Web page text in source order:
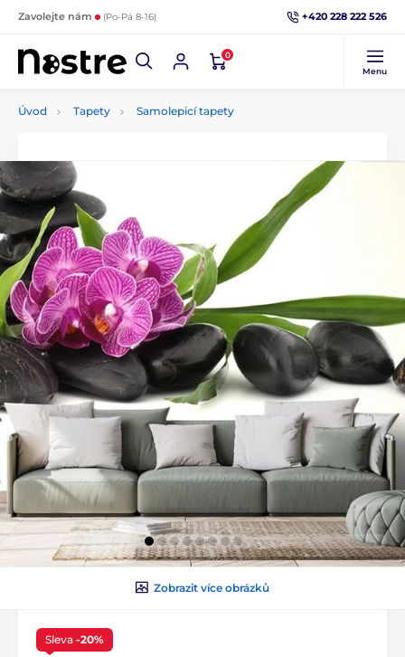
Zavolejte nám (Po-Pá 8-16) +420 228 222 526
0
Menu
Úvod Tapety Samolepicí tapety
Zobrazit více obrázků
Sleva -20%